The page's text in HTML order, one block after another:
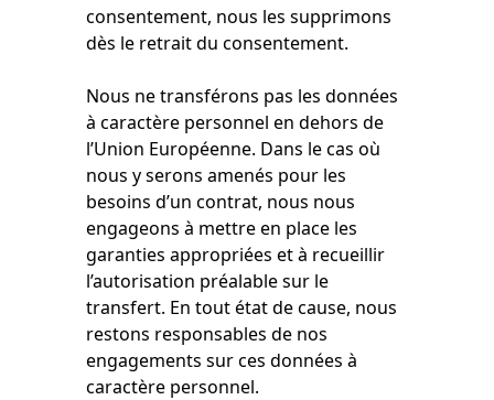
consentement, nous les supprimons
dès le retrait du consentement.
Nous ne transférons pas les données
à caractère personnel en dehors de
l’Union Européenne. Dans le cas où
nous y serons amenés pour les
besoins d’un contrat, nous nous
engageons à mettre en place les
garanties appropriées et à recueillir
l’autorisation préalable sur le
transfert. En tout état de cause, nous
restons responsables de nos
engagements sur ces données à
caractère personnel.